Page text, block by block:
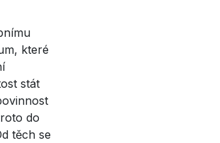
které
stát
do
těch se